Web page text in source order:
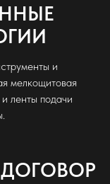
и
мелкощитовая
ленты подачи